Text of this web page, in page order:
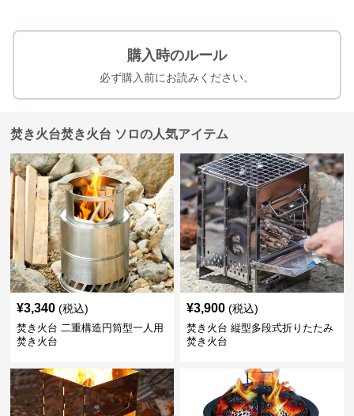
購入時のルール
必ず購入前にお読みください。
焚き火台焚き火台 ソロの人気アイテム
¥3,340 (税込)
焚き火台 二重構造円筒型一人用
焚き火台
¥3,900 (税込)
焚き火台 縦型多段式折りたたみ
焚き火台